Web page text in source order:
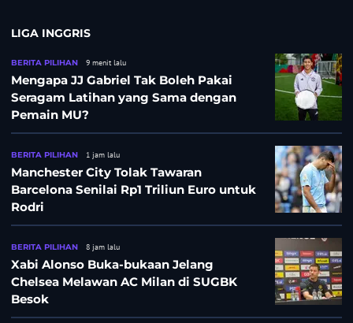
LIGA INGGRIS
BERITA PILIHAN 9 menit lalu
Mengapa JJ Gabriel Tak Boleh Pakai
Seragam Latihan yang Sama dengan
Pemain MU?
BERITA PILIHAN 1 jam lalu
Manchester City Tolak Tawaran
Barcelona Senilai Rp1 Triliun Euro untuk
Rodri
BERITA PILIHAN 8 jam lalu
Xabi Alonso Buka-bukaan Jelang
Chelsea Melawan AC Milan di SUGBK
Besok